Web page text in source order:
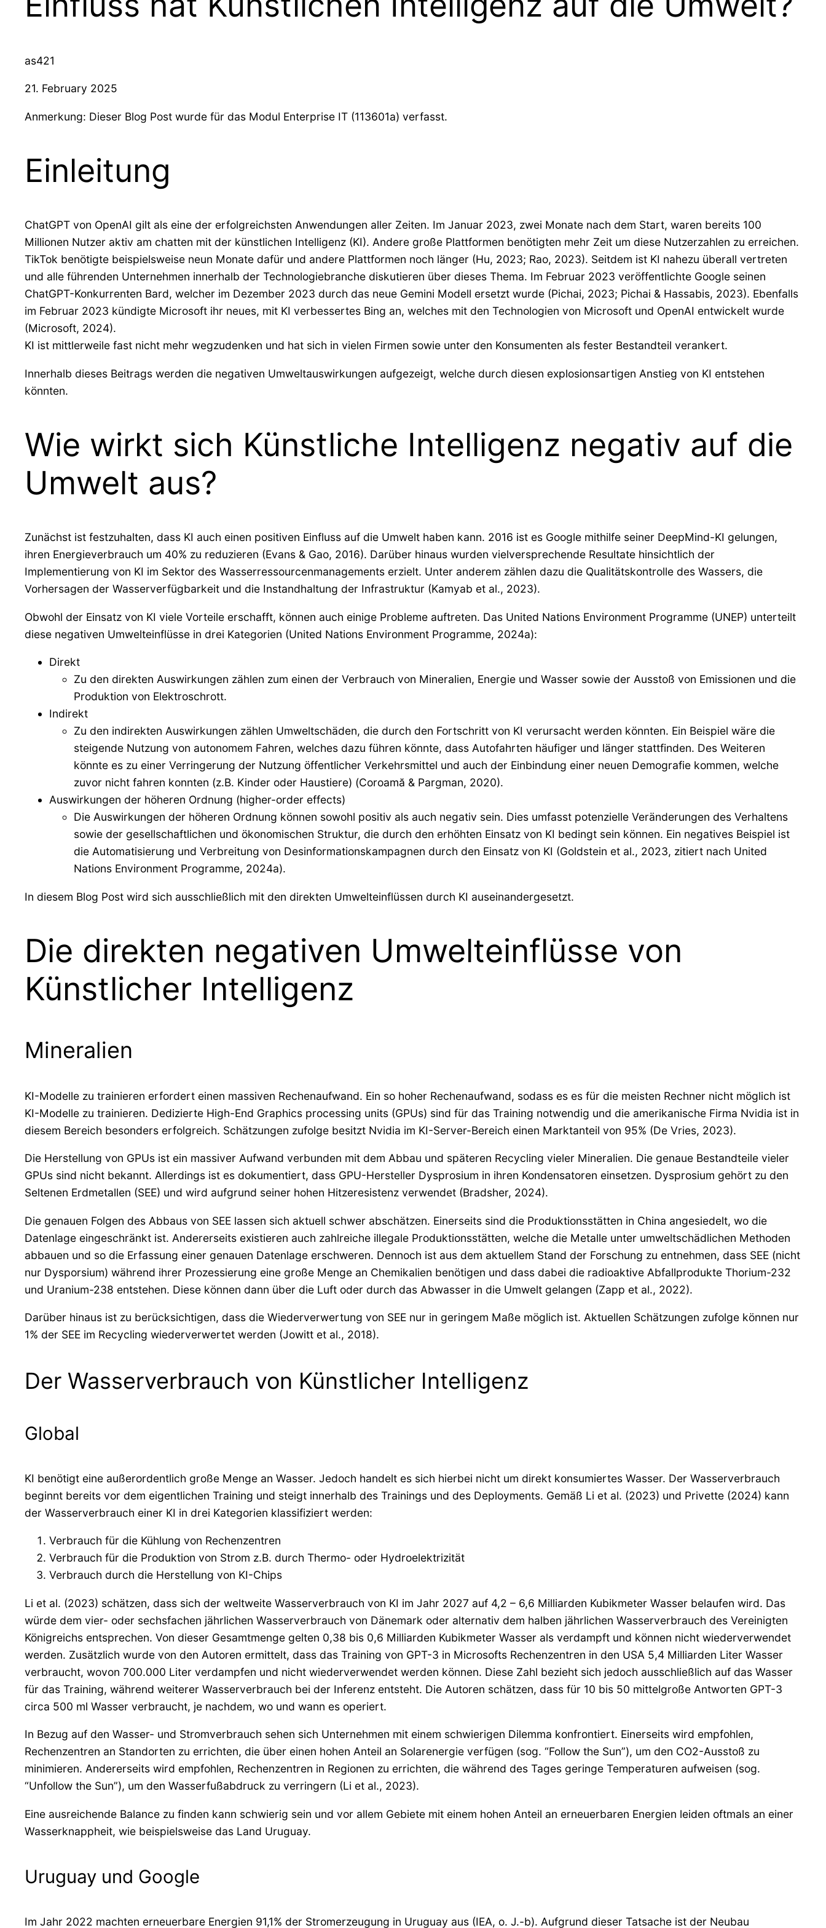
as421
21. February 2025
Anmerkung: Dieser Blog Post wurde für das Modul Enterprise IT (113601a) verfasst.
Einleitung
ChatGPT von OpenAI gilt als eine der erfolgreichsten Anwendungen aller Zeiten. Im Januar 2023, zwei Monate nach dem Start, waren bereits 100
Millionen Nutzer aktiv am chatten mit der künstlichen Intelligenz (KI). Andere große Plattformen benötigten mehr Zeit um diese Nutzerzahlen zu erreichen.
TikTok benötigte beispielsweise neun Monate dafür und andere Plattformen noch länger (Hu, 2023; Rao, 2023). Seitdem ist KI nahezu überall vertreten
und alle führenden Unternehmen innerhalb der Technologiebranche diskutieren über dieses Thema. Im Februar 2023 veröffentlichte Google seinen
ChatGPT-Konkurrenten Bard, welcher im Dezember 2023 durch das neue Gemini Modell ersetzt wurde (Pichai, 2023; Pichai & Hassabis, 2023). Ebenfalls
im Februar 2023 kündigte Microsoft ihr neues, mit KI verbessertes Bing an, welches mit den Technologien von Microsoft und OpenAI entwickelt wurde
(Microsoft, 2024).
KI ist mittlerweile fast nicht mehr wegzudenken und hat sich in vielen Firmen sowie unter den Konsumenten als fester Bestandteil verankert.
Innerhalb dieses Beitrags werden die negativen Umweltauswirkungen aufgezeigt, welche durch diesen explosionsartigen Anstieg von KI entstehen
könnten.
Wie wirkt sich Künstliche Intelligenz negativ auf die
Umwelt aus?
Zunächst ist festzuhalten, dass KI auch einen positiven Einfluss auf die Umwelt haben kann. 2016 ist es Google mithilfe seiner DeepMind-KI gelungen,
ihren Energieverbrauch um 40% zu reduzieren (Evans & Gao, 2016). Darüber hinaus wurden vielversprechende Resultate hinsichtlich der
Implementierung von KI im Sektor des Wasserressourcenmanagements erzielt. Unter anderem zählen dazu die Qualitätskontrolle des Wassers, die
Vorhersagen der Wasserverfügbarkeit und die Instandhaltung der Infrastruktur (Kamyab et al., 2023).
Obwohl der Einsatz von KI viele Vorteile erschafft, können auch einige Probleme auftreten. Das United Nations Environment Programme (UNEP) unterteilt
diese negativen Umwelteinflüsse in drei Kategorien (United Nations Environment Programme, 2024a):
Direkt
Zu den direkten Auswirkungen zählen zum einen der Verbrauch von Mineralien, Energie und Wasser sowie der Ausstoß von Emissionen und die
Produktion von Elektroschrott.
Indirekt
Zu den indirekten Auswirkungen zählen Umweltschäden, die durch den Fortschritt von KI verursacht werden könnten. Ein Beispiel wäre die
steigende Nutzung von autonomem Fahren, welches dazu führen könnte, dass Autofahrten häufiger und länger stattfinden. Des Weiteren
könnte es zu einer Verringerung der Nutzung öffentlicher Verkehrsmittel und auch der Einbindung einer neuen Demografie kommen, welche
zuvor nicht fahren konnten (z.B. Kinder oder Haustiere) (Coroamă & Pargman, 2020).
Auswirkungen der höheren Ordnung (higher-order effects)
Die Auswirkungen der höheren Ordnung können sowohl positiv als auch negativ sein. Dies umfasst potenzielle Veränderungen des Verhaltens
sowie der gesellschaftlichen und ökonomischen Struktur, die durch den erhöhten Einsatz von KI bedingt sein können. Ein negatives Beispiel ist
die Automatisierung und Verbreitung von Desinformationskampagnen durch den Einsatz von KI (Goldstein et al., 2023, zitiert nach United
Nations Environment Programme, 2024a).
In diesem Blog Post wird sich ausschließlich mit den direkten Umwelteinflüssen durch KI auseinandergesetzt.
Die direkten negativen Umwelteinflüsse von
Künstlicher Intelligenz
Mineralien
KI-Modelle zu trainieren erfordert einen massiven Rechenaufwand. Ein so hoher Rechenaufwand, sodass es es für die meisten Rechner nicht möglich ist
KI-Modelle zu trainieren. Dedizierte High-End Graphics processing units (GPUs) sind für das Training notwendig und die amerikanische Firma Nvidia ist in
diesem Bereich besonders erfolgreich. Schätzungen zufolge besitzt Nvidia im KI-Server-Bereich einen Marktanteil von 95% (De Vries, 2023).
Die Herstellung von GPUs ist ein massiver Aufwand verbunden mit dem Abbau und späteren Recycling vieler Mineralien. Die genaue Bestandteile vieler
GPUs sind nicht bekannt. Allerdings ist es dokumentiert, dass GPU-Hersteller Dysprosium in ihren Kondensatoren einsetzen. Dysprosium gehört zu den
Seltenen Erdmetallen (SEE) und wird aufgrund seiner hohen Hitzeresistenz verwendet (Bradsher, 2024).
Die genauen Folgen des Abbaus von SEE lassen sich aktuell schwer abschätzen. Einerseits sind die Produktionsstätten in China angesiedelt, wo die
Datenlage eingeschränkt ist. Andererseits existieren auch zahlreiche illegale Produktionsstätten, welche die Metalle unter umweltschädlichen Methoden
abbauen und so die Erfassung einer genauen Datenlage erschweren. Dennoch ist aus dem aktuellem Stand der Forschung zu entnehmen, dass SEE (nicht
nur Dysporsium) während ihrer Prozessierung eine große Menge an Chemikalien benötigen und dass dabei die radioaktive Abfallprodukte Thorium-232
und Uranium-238 entstehen. Diese können dann über die Luft oder durch das Abwasser in die Umwelt gelangen (Zapp et al., 2022).
Darüber hinaus ist zu berücksichtigen, dass die Wiederverwertung von SEE nur in geringem Maße möglich ist. Aktuellen Schätzungen zufolge können nur
1% der SEE im Recycling wiederverwertet werden (Jowitt et al., 2018).
Der Wasserverbrauch von Künstlicher Intelligenz
Global
KI benötigt eine außerordentlich große Menge an Wasser. Jedoch handelt es sich hierbei nicht um direkt konsumiertes Wasser. Der Wasserverbrauch
beginnt bereits vor dem eigentlichen Training und steigt innerhalb des Trainings und des Deployments. Gemäß Li et al. (2023) und Privette (2024) kann
der Wasserverbrauch einer KI in drei Kategorien klassifiziert werden:
Verbrauch für die Kühlung von Rechenzentren
Verbrauch für die Produktion von Strom z.B. durch Thermo- oder Hydroelektrizität
Verbrauch durch die Herstellung von KI-Chips
Li et al. (2023) schätzen, dass sich der weltweite Wasserverbrauch von KI im Jahr 2027 auf 4,2 – 6,6 Milliarden Kubikmeter Wasser belaufen wird. Das
würde dem vier- oder sechsfachen jährlichen Wasserverbrauch von Dänemark oder alternativ dem halben jährlichen Wasserverbrauch des Vereinigten
Königreichs entsprechen. Von dieser Gesamtmenge gelten 0,38 bis 0,6 Milliarden Kubikmeter Wasser als verdampft und können nicht wiederverwendet
werden. Zusätzlich wurde von den Autoren ermittelt, dass das Training von GPT-3 in Microsofts Rechenzentren in den USA 5,4 Milliarden Liter Wasser
verbraucht, wovon 700.000 Liter verdampfen und nicht wiederverwendet werden können. Diese Zahl bezieht sich jedoch ausschließlich auf das Wasser
für das Training, während weiterer Wasserverbrauch bei der Inferenz entsteht. Die Autoren schätzen, dass für 10 bis 50 mittelgroße Antworten GPT-3
circa 500 ml Wasser verbraucht, je nachdem, wo und wann es operiert.
In Bezug auf den Wasser- und Stromverbrauch sehen sich Unternehmen mit einem schwierigen Dilemma konfrontiert. Einerseits wird empfohlen,
Rechenzentren an Standorten zu errichten, die über einen hohen Anteil an Solarenergie verfügen (sog. “Follow the Sun”), um den CO2-Ausstoß zu
minimieren. Andererseits wird empfohlen, Rechenzentren in Regionen zu errichten, die während des Tages geringe Temperaturen aufweisen (sog.
“Unfollow the Sun”), um den Wasserfußabdruck zu verringern (Li et al., 2023).
Eine ausreichende Balance zu finden kann schwierig sein und vor allem Gebiete mit einem hohen Anteil an erneuerbaren Energien leiden oftmals an einer
Wasserknappheit, wie beispielsweise das Land Uruguay.
Uruguay und Google
Im Jahr 2022 machten erneuerbare Energien 91,1% der Stromerzeugung in Uruguay aus (IEA, o. J.-b). Aufgrund dieser Tatsache ist der Neubau